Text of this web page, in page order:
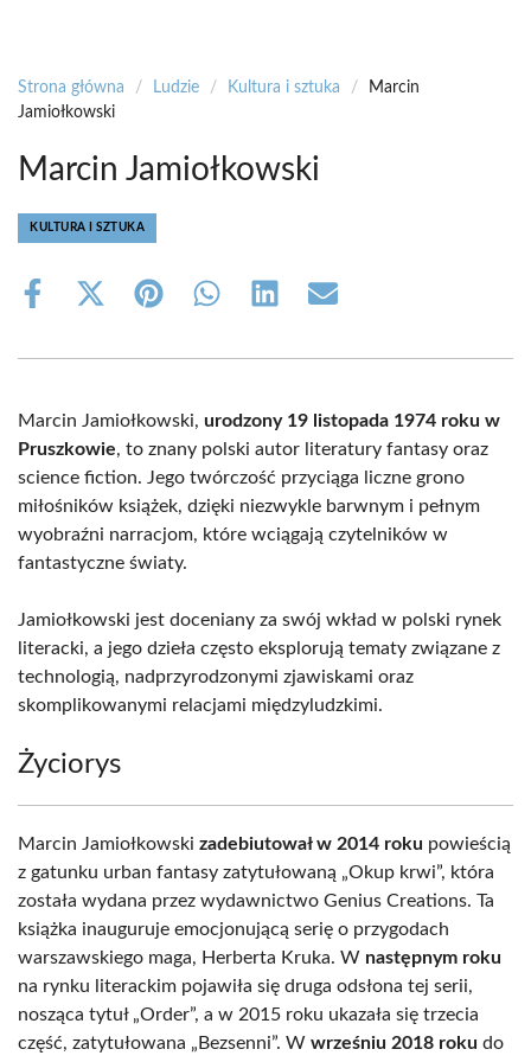
Strona główna / Ludzie / Kultura i sztuka /
Marcin
Jamiołkowski
Marcin Jamiołkowski
KULTURA I SZTUKA
Share
Share
(Twitter)
Share Share Share Share
Marcin Jamiołkowski, urodzony 19 listopada 1974 roku w
Pruszkowie, to znany polski autor literatury fantasy oraz
science fiction. Jego twórczość przyciąga liczne grono
miłośników książek, dzięki niezwykle barwnym i pełnym
wyobraźni narracjom, które wciągają czytelników w
fantastyczne światy.
Jamiołkowski jest doceniany za swój wkład w polski rynek
literacki, a jego dzieła często eksplorują tematy związane z
technologią, nadprzyrodzonymi zjawiskami oraz
skomplikowanymi relacjami międzyludzkimi.
Życiorys
Marcin Jamiołkowski zadebiutował w 2014 roku powieścią
z gatunku urban fantasy zatytułowaną „Okup krwi”, która
została wydana przez wydawnictwo Genius Creations. Ta
książka inauguruje emocjonującą serię o przygodach
warszawskiego maga, Herberta Kruka. W następnym roku
na rynku literackim pojawiła się druga odsłona tej serii,
nosząca tytuł „Order”, a w 2015 roku ukazała się trzecia
część, zatytułowana „Bezsenni”. W wrześniu 2018 roku do